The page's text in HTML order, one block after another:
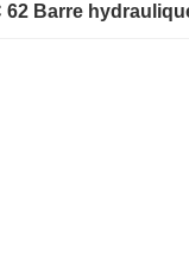
62 Barre